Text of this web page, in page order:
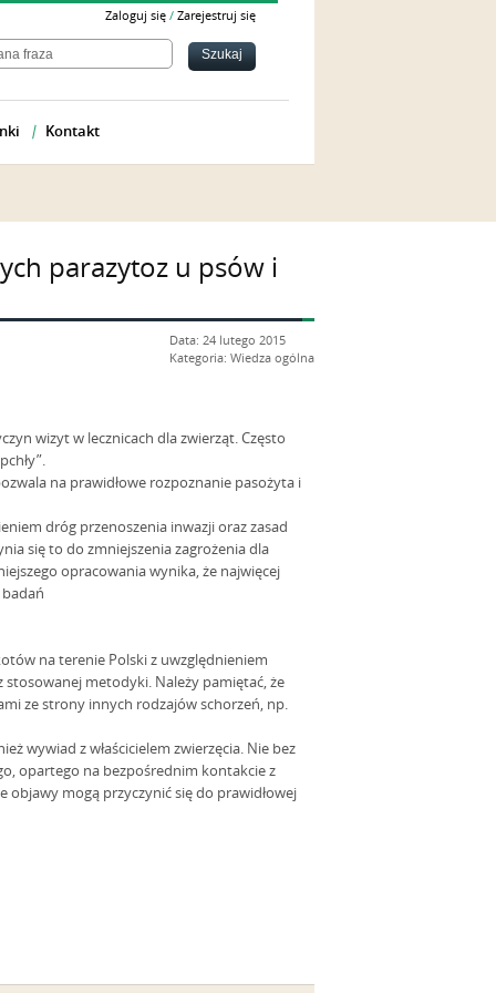
Zaloguj się / Zarejestruj się
Kontakt
parazytoz u psów i
Data: 24 lutego 2015
Kategoria: Wiedza ogólna
wizyt w lecznicach dla zwierząt. Często
na prawidłowe rozpoznanie pasożyta i
dróg przenoszenia inwazji oraz zasad
się to do zmniejszenia zagrożenia dla
opracowania wynika, że najwięcej
na terenie Polski z uwzględnieniem
metodyki. Należy pamiętać, że
ze strony innych rodzajów schorzeń, np.
wywiad z właścicielem zwierzęcia. Nie bez
opartego na bezpośrednim kontakcie z
objawy mogą przyczynić się do prawidłowej